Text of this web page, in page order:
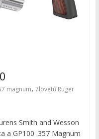
magnum, 7lövetű Ruger
Smith and Wesson
a GP100 .357 Magnum